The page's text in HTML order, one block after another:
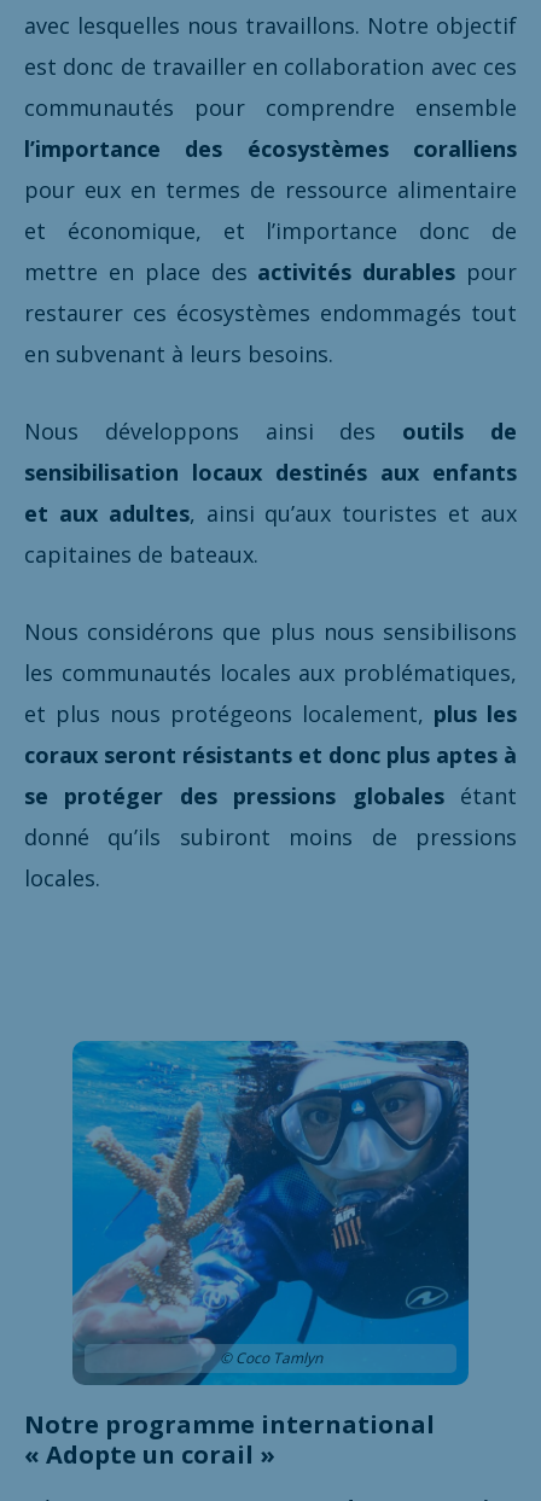
avec lesquelles nous travaillons. Notre objectif
est donc de travailler en collaboration avec ces
communautés pour comprendre ensemble
l’importance des écosystèmes coralliens
pour eux en termes de ressource alimentaire
et économique, et l’importance donc de
mettre en place des activités durables pour
restaurer ces écosystèmes endommagés tout
en subvenant à leurs besoins.
Nous développons ainsi des outils de
sensibilisation locaux destinés aux enfants
et aux adultes, ainsi qu’aux touristes et aux
capitaines de bateaux.
Nous considérons que plus nous sensibilisons
les communautés locales aux problématiques,
et plus nous protégeons localement, plus les
coraux seront résistants et donc plus aptes à
se protéger des pressions globalesétant
donné qu’ils subiront moins de pressions
locales.
© Coco Tamlyn
Notre programme international
« Adopte un corail »